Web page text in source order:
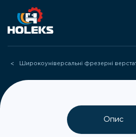
Skip to main content
Широкоуніверсальні фрезерні
Опис